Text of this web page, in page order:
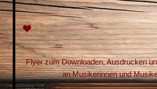
Flyer zum Downloaden, Ausdrucken
an Musikerinnen und